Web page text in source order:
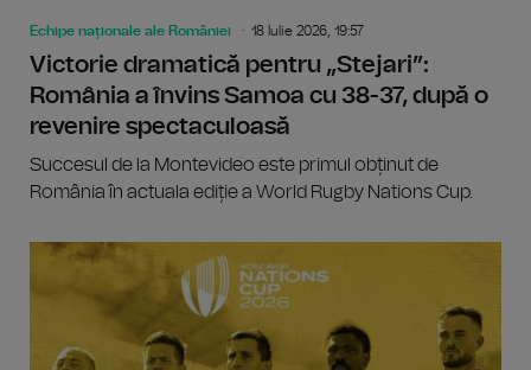
Echipe naționale ale României 18 Iulie 2026, 19:57
Victorie dramatică pentru „Stejari”:
România a învins Samoa cu 38-37, după o
revenire spectaculoasă
Succesul de la Montevideo este primul obținut de
România în actuala ediție a World Rugby Nations Cup.